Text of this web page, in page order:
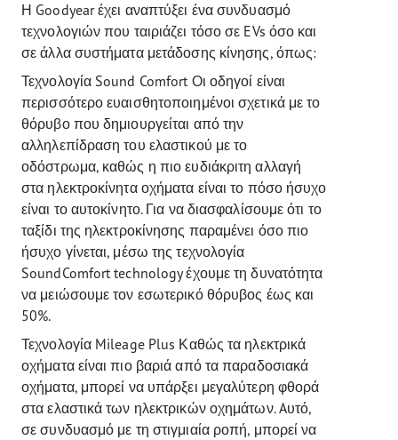
Η Goodyear έχει αναπτύξει ένα συνδυασμό
τεχνολογιών που ταιριάζει τόσο σε EVs όσο και
σε άλλα συστήματα μετάδοσης κίνησης, όπως:
Τεχνολογία Sound Comfort Οι οδηγοί είναι
περισσότερο ευαισθητοποιημένοι σχετικά με το
θόρυβο που δημιουργείται από την
αλληλεπίδραση του ελαστικού με το
οδόστρωμα, καθώς η πιο ευδιάκριτη αλλαγή
στα ηλεκτροκίνητα οχήματα είναι το πόσο ήσυχο
είναι το αυτοκίνητο. Για να διασφαλίσουμε ότι το
ταξίδι της ηλεκτροκίνησης παραμένει όσο πιο
ήσυχο γίνεται, μέσω της τεχνολογία
SoundComfort technology έχουμε τη δυνατότητα
να μειώσουμε τον εσωτερικό θόρυβος έως και
50%.
Τεχνολογία Mileage Plus Καθώς τα ηλεκτρικά
οχήματα είναι πιο βαριά από τα παραδοσιακά
οχήματα, μπορεί να υπάρξει μεγαλύτερη φθορά
στα ελαστικά των ηλεκτρικών οχημάτων. Aυτό,
σε συνδυασμό με τη στιγμιαία ροπή, μπορεί να